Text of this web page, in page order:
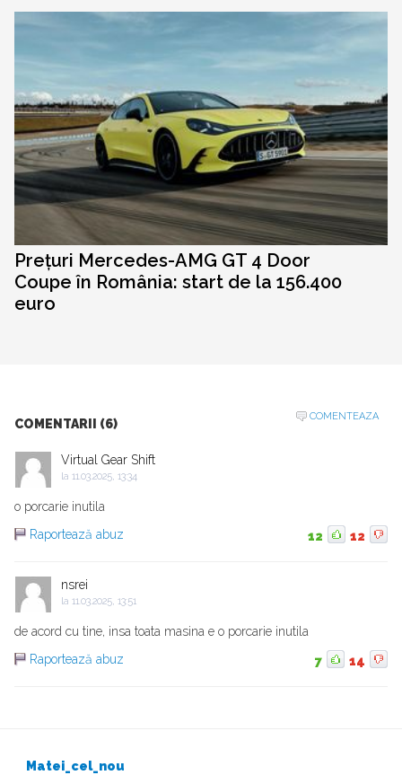
Prețuri Mercedes-AMG GT 4 Door
Coupe în România: start de la 156.400
euro
COMENTARII (6)
COMENTEAZA
Virtual Gear Shift
la 11.03.2025, 13:34
o porcarie inutila
Raportează abuz
12 12
nsrei
la 11.03.2025, 13:51
de acord cu tine, insa toata masina e o porcarie inutila
Raportează abuz
7 14
Matei_cel_nou